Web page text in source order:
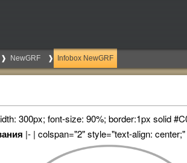
NewGRF Infobox NewGRF
300px; font-size: 90%; border:1px solid
|- | colspan="2" style="text-align: center;"